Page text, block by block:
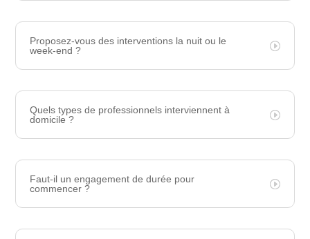
Proposez-vous des interventions la nuit ou le
week-end ?
Quels types de professionnels interviennent à
domicile ?
Faut-il un engagement de durée pour
commencer ?